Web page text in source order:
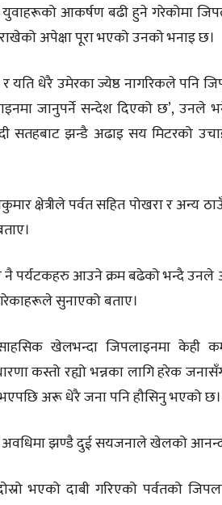
युवाहरूको आकर्षण बढी हुने गरेकोमा
अपेक्षा पूरा भएको उनको भनाइ छ।
र यति धेरै उमेरका ज्येष्ठ नागरिकले पनि
जानुपर्ने सन्देश दिएको छ’‚ उनले
सतहबाट झन्डै अढाइ सय मिटरको
क्षेत्रीले पर्वत सहित पोखरा र
आउने क्रम बढेको भन्दै उनले
सुनाएको बताए।
साहसिक खेलभन्दा जिपलाइनमा
कस्तो रह्यो भन्नका लागि हरेक
अरू धेरै जना पनि हौसिनु भएको
अवधिमा झण्डै दुई सयजनाले खेलको
भएको दाबी गरिएको पर्वतको